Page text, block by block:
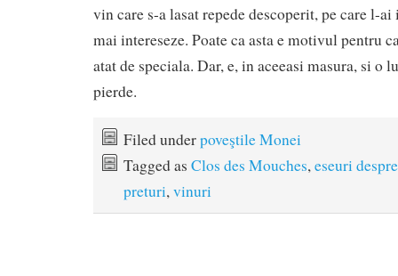
vin care s-a lasat repede descoperit, pe care l-ai
mai intereseze. Poate ca asta e motivul pentru
atat de speciala. Dar, e, in aceeasi masura, si o
pierde.
Filed underpoveştile Monei
Tagged as Clos des Mouches,eseuri
preturi,vinuri